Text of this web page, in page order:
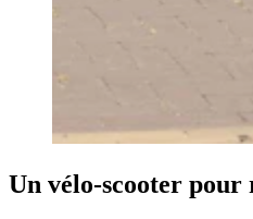
Un vélo-scooter pour